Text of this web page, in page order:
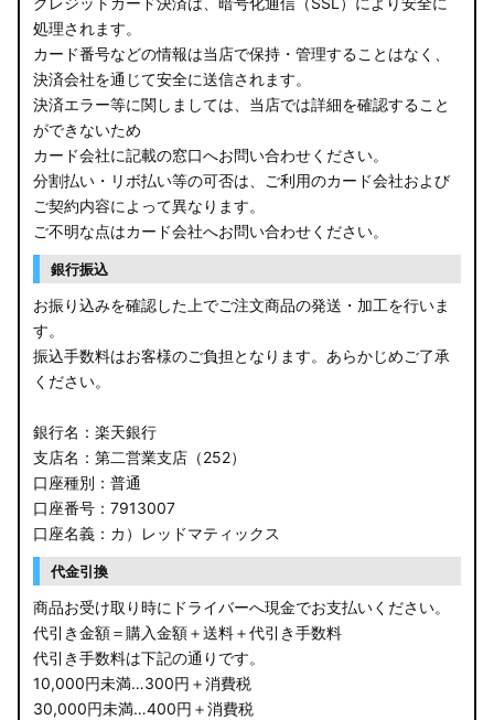
処理されます。
カード番号などの情報は当店で保持・管理することはなく、
決済会社を通じて安全に送信されます。
決済エラー等に関しましては、当店では詳細を確認すること
ができないため
カード会社に記載の窓口へお問い合わせください。
分割払い・リボ払い等の可否は、ご利用のカード会社および
ご契約内容によって異なります。
ご不明な点はカード会社へお問い合わせください。
銀行振込
お振り込みを確認した上でご注文商品の発送・加工を行いま
す。
振込手数料はお客様のご負担となります。あらかじめご了承
ください。
銀行名：楽天銀行
支店名：第二営業支店（252）
口座種別：普通
口座番号：7913007
口座名義：カ）レッドマティックス
代金引換
商品お受け取り時にドライバーへ現金でお支払いください。
代引き金額＝購入金額＋送料＋代引き手数料
代引き手数料は下記の通りです。
10,000円未満…300円＋消費税
30,000円未満…400円＋消費税